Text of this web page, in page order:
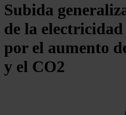
Subida
de la
por el aumento
y el CO2